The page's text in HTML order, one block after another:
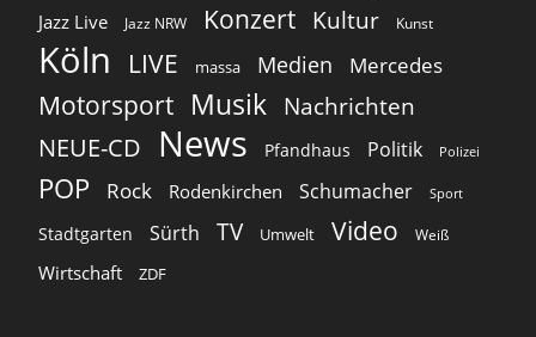
Jazz Live Jazz NRW Konzert Kultur Kunst
Köln LIVE massa Medien Mercedes
Motorsport Musik Nachrichten
NEUE-CD
News Pfandhaus Politik Polizei
POP Rock Rodenkirchen Schumacher Sport
Stadtgarten Sürth TV Umwelt Video Weiß
Wirtschaft ZDF